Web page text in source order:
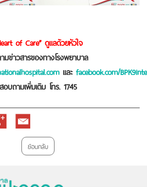
of Care” ดูแลด้วยหัวใจ
มข่าวสารของทางโรงพยาบาล
และ facebook.com/
สอบถามเพิ่มเติม โทร. 1745
Email
ย้อนกลับ